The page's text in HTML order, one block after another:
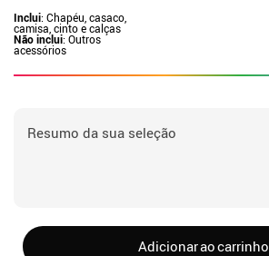
Inclui: Chapéu, casaco,
camisa, cinto e calças
Não inclui: Outros
acessórios
Resumo da sua seleção
Adicionar ao carrinho